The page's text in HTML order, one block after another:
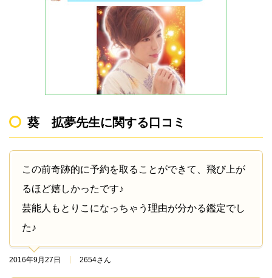
葵 拡夢先生に関する口コミ
この前奇跡的に予約を取ることができて、飛び上が
るほど嬉しかったです♪
芸能人もとりこになっちゃう理由が分かる鑑定でし
た♪
2016年9月27日 2654さん